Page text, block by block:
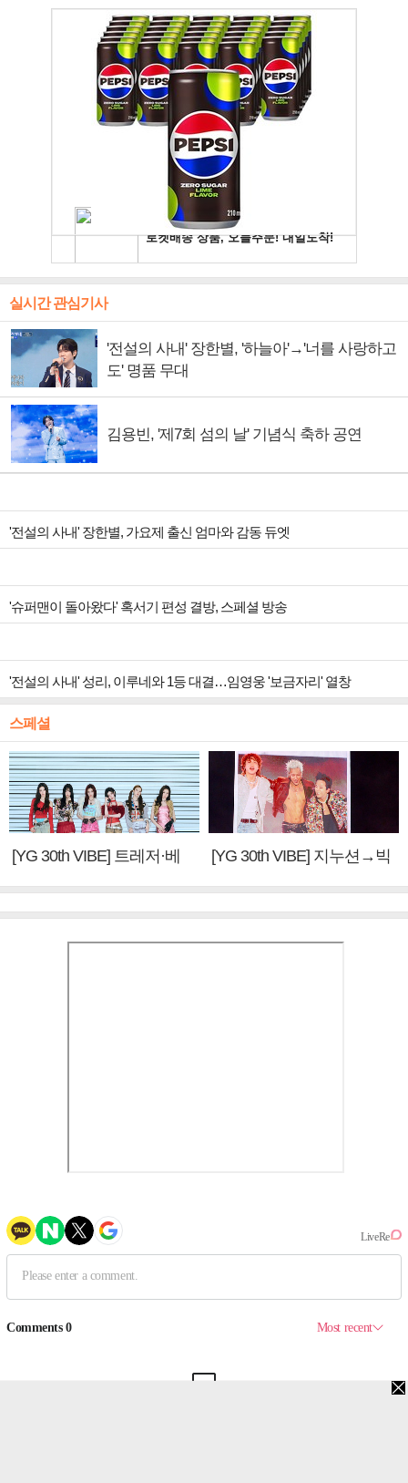
실시간 관심기사
'전설의 사내' 장한별, '하늘아'→'너를 사랑하고
도' 명품 무대
김용빈, '제7회 섬의 날' 기념식 축하 공연
'전설의 사내' 장한별, 가요제 출신 엄마와 감동 듀엣
'슈퍼맨이 돌아왔다' 혹서기 편성 결방, 스페셜 방송
'전설의 사내' 성리, 이루네와 1등 대결…임영웅 '보금자리' 열창
스페셜
[YG 30th VIBE] 트레저·베
[YG 30th VIBE] 지누션→빅